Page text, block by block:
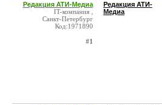
Редакция АТИ-Медиа
IT-компания ,
Санкт-Петербург
Код:1971890
#1
Редакция АТИ-
Медиа